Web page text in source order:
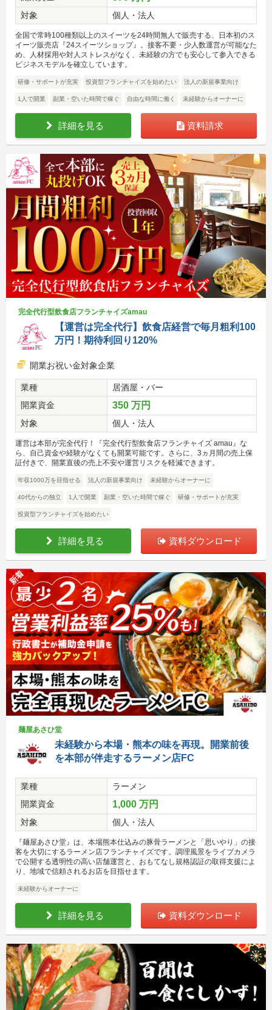
対象 個人・法人
全国で常時100種類以上のスイーツを24時間無人で販売する、日本初のス
イーツ販売店『24スイーツショップ』。接客不要・少人数運営が可能なた
め、人材採用や対人ストレスがなく、未経験の方でも安心して参入できる
ビジネスモデルを確立しています。
研修・サポートが充実 投資型フランチャイズを始めたい 法人の新規事業向け
1人で開業 副業・空いた時間で稼ぐ 自由な時間に働く 未経験からオーナーに
詳細を見る 資料請求
完全代行型飲食店フランチャイズamau
【運営は完全代行】飲食店経営で毎月粗利100
万円！期待利回り120%
開業お祝い金対象企業
業種
居酒屋・バー
開業資金
350 万円
対象 個人・法人
運営は本部が完全代行！『完全代行型飲食店フランチャイズ amau』な
ら、自己資金や経験がなくても開業可能です。さらに、3ヵ月間の売上保
証付きで、開業直後の売上不安や運営リスクを軽減できます。
年収1000万を目指せる 法人の新規事業向け 未経験からオーナーに
40代からの独立 1人で開業 副業・空いた時間で稼ぐ 研修・サポートが充実
投資型フランチャイズを始めたい
詳細を見る 資料ダウンロード
新着
麺屋あさひ堂
未経験から本場・熊本の味を再現。開業前後
を本部が伴走するラーメン店FC
業種
ラーメン
開業資金
1,000 万円
対象 個人・法人
『麺屋あさひ堂』は、本場熊本仕込みの豚骨ラーメンと「思いやり」の接
客を大切にするラーメン店フランチャイズです。調理風景をライブカメラ
で公開する透明性の高い店舗運営と、おもてなし規格認証の取得支援によ
り、地域で信頼されるお店を目指せます。
未経験からオーナーに
詳細を見る 資料ダウンロード